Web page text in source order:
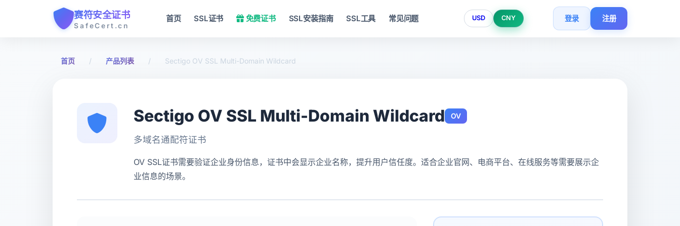
赛符安全证书
SafeCert.cn
首页 SSL证书 免费证书 SSL安装指南 SSL工具 常见问题 USD CNY 登录 注册
首页 / 产品列表 / Sectigo OV SSL Multi-Domain Wildcard
Sectigo OV SSL Multi-Domain Wildcard OV
多域名通配符证书
OV SSL证书需要验证企业身份信息，证书中会显示企业名称，提升用户信任度。适合企业官网、电商平台、在线服务等需要展示企
业信息的场景。